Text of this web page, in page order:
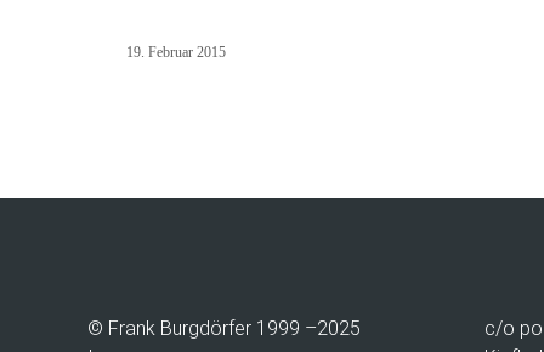
19. Februar 2015
© Frank Burgdörfer 1999 –2025
c/o